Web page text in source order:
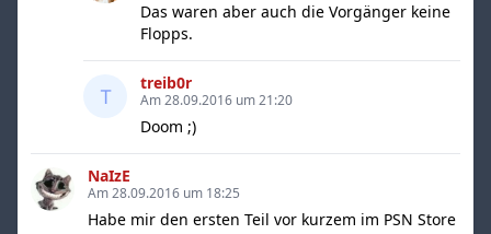
Das waren aber auch die Vorgänger keine
Flopps.
treib0r
Am 28.09.2016 um 21:20
Doom ;)
NaIzE
Am 28.09.2016 um 18:25
Habe mir den ersten Teil vor kurzem im PSN Store